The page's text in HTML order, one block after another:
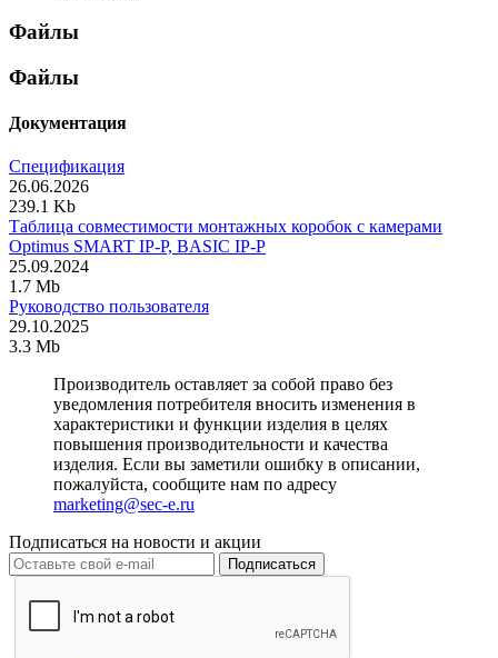
Файлы
Файлы
Документация
Спецификация
26.06.2026
239.1 Kb
Таблица совместимости монтажных коробок с камерами
Optimus SMART IP-P, BASIC IP-P
25.09.2024
1.7 Mb
Руководство пользователя
29.10.2025
3.3 Mb
Производитель оставляет за собой право без
уведомления потребителя вносить изменения в
характеристики и функции изделия в целях
повышения производительности и качества
изделия. Если вы заметили ошибку в описании,
пожалуйста, сообщите нам по адресу
marketing@sec-e.ru
Подписаться на новости и акции
Подписаться